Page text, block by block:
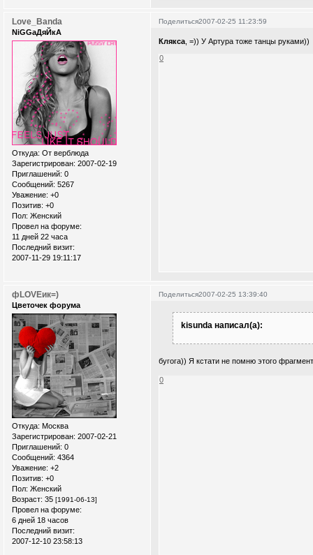
Поделиться2007-02-25 11:23:59
Love_Banda
NiGGaДяЙкА
Откуда: От верблюда
Зарегистрирован: 2007-02-19
Приглашений: 0
Сообщений: 5267
Уважение: +0
Позитив: +0
Пол: Женский
Провел на форуме:
11 дней 22 часа
Последний визит:
2007-11-29 19:11:17
Клякса , =)) У Артура тоже танцы руками))
0
Поделиться2007-02-25 13:39:40
фLOVEик=)
Цветочек форума
Откуда: Москва
Зарегистрирован: 2007-02-21
Приглашений: 0
Сообщений: 4364
Уважение: +2
Позитив: +0
Пол: Женский
Возраст: 35 [1991-06-13]
Провел на форуме:
6 дней 18 часов
Последний визит:
2007-12-10 23:58:13
kisunda написал(а):
бугога)) Я кстати не помню этого
0